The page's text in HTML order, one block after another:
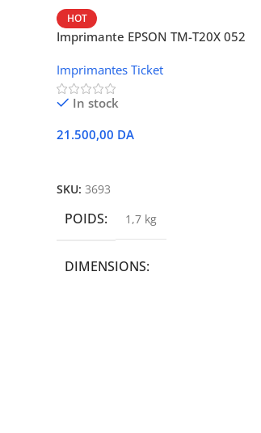
HOT
Imprimante EPSON TM-T20X 052
Imprimantes Ticket
In stock
21.500,00 DA
SKU: 3693
POIDS 1,7 kg
DIMENSIONS